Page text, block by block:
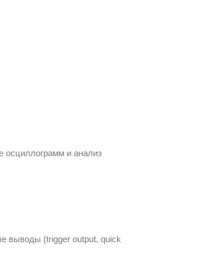
осциллограмм и анализ
выводы (trigger output, quick